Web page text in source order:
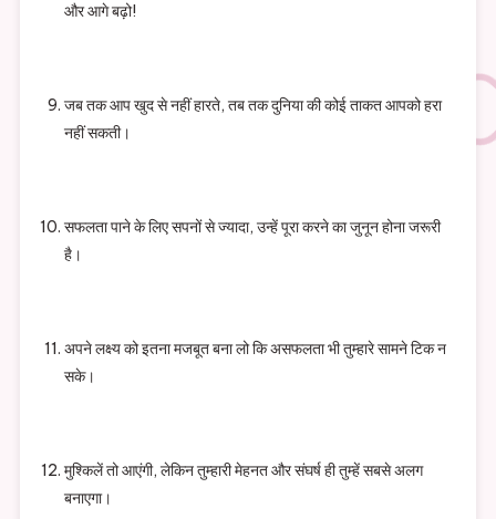
और आगे बढ़ो!
जब तक आप खुद से नहीं हारते, तब तक दुनिया की कोई ताकत आपको हरा
नहीं सकती।
सफलता पाने के लिए सपनों से ज्यादा, उन्हें पूरा करने का जुनून होना जरूरी
है।
अपने लक्ष्य को इतना मजबूत बना लो कि असफलता भी तुम्हारे सामने टिक न
सके।
मुश्किलें तो आएंगी, लेकिन तुम्हारी मेहनत और संघर्ष ही तुम्हें सबसे अलग
बनाएगा।